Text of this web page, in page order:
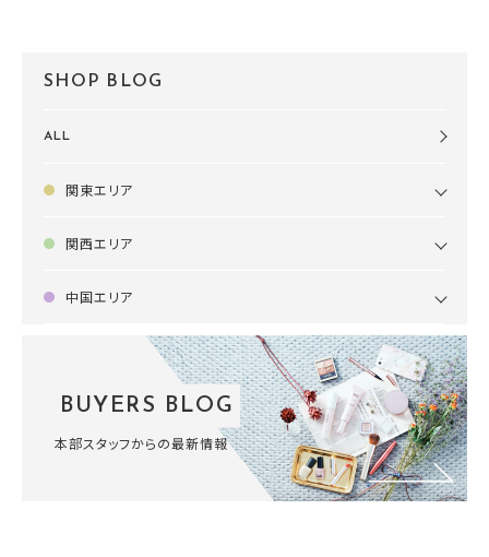
SHOP BLOG
ALL
関東エリア
関西エリア
中国エリア
BUYERS BLOG
本部スタッフからの最新情報